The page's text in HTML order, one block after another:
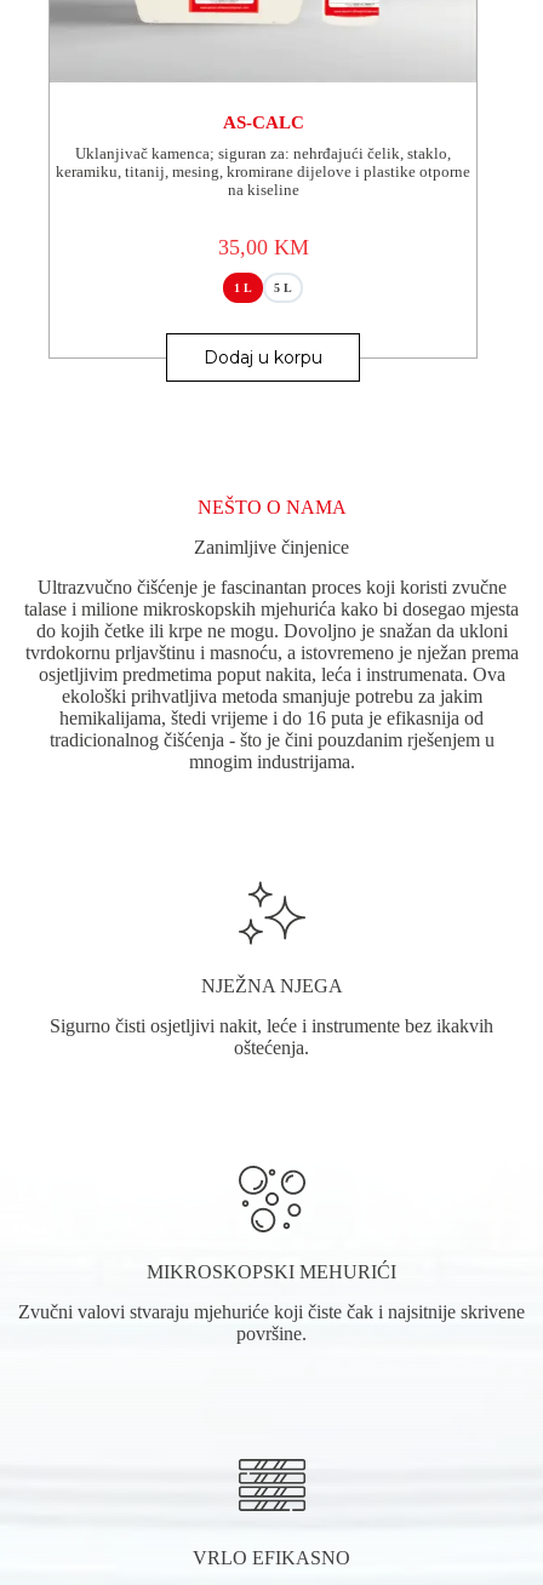
AS-CALC
Uklanjivač kamenca; siguran za: nehrđajući čelik, staklo,
keramiku, titanij, mesing, kromirane dijelove i plastike otporne
na kiseline
35,00 KM
1 L 5 L
Dodaj u korpu
proizvod
ima
odabrati
na
stranici
proizvoda.
NEŠTO O NAMA
Zanimljive činjenice
Ultrazvučno čišćenje je fascinantan proces koji koristi zvučne
talase i milione mikroskopskih mjehurića kako bi dosegao mjesta
do kojih četke ili krpe ne mogu. Dovoljno je snažan da ukloni
tvrdokornu prljavštinu i masnoću, a istovremeno je nježan prema
osjetljivim predmetima poput nakita, leća i instrumenata. Ova
ekološki prihvatljiva metoda smanjuje potrebu za jakim
hemikalijama, štedi vrijeme i do 16 puta je efikasnija od
tradicionalnog čišćenja - što je čini pouzdanim rješenjem u
mnogim industrijama.
NJEŽNA NJEGA
Sigurno čisti osjetljivi nakit, leće i instrumente bez ikakvih
oštećenja.
MIKROSKOPSKI MEHURIĆI
Zvučni valovi stvaraju mjehuriće koji čiste čak i najsitnije skrivene
površine.
VRLO EFIKASNO